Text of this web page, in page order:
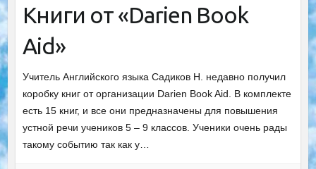
Книги от «Darien Book
Aid»
Учитель Английского языка Садиков Н. недавно получил
коробку книг от организации Darien Book Aid. В комплекте
есть 15 книг, и все они предназначены для повышения
устной речи учеников 5 – 9 классов. Ученики очень рады
такому событию так как у…